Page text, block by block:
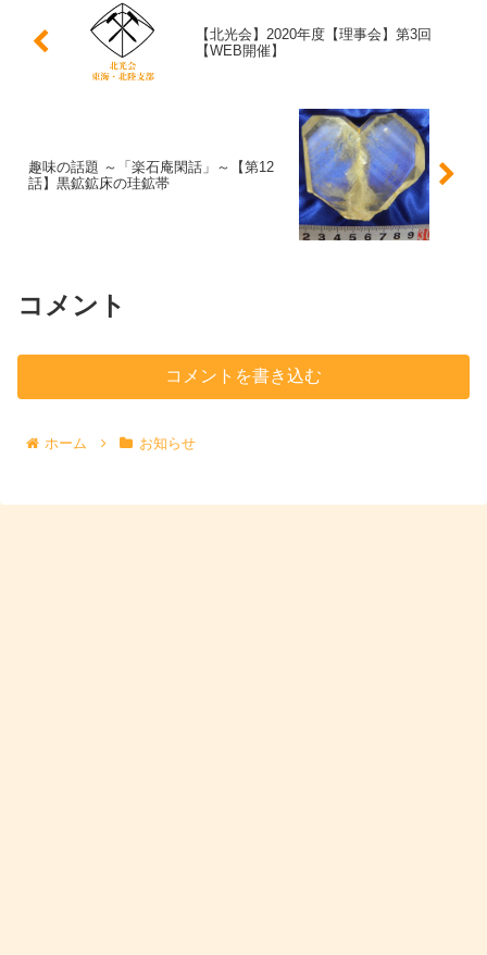
【北光会】2020年度【理事会】第3回
【WEB開催】
趣味の話題 ～「楽石庵閑話」～【第12
話】黒鉱鉱床の珪鉱帯
コメント
コメントを書き込む
ホーム お知らせ